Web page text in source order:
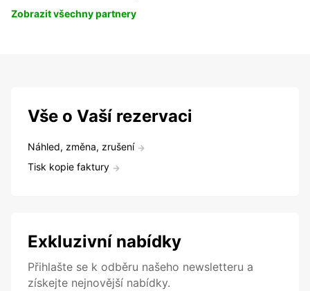
Zobrazit všechny partnery
Vše o Vaší rezervaci
Náhled, změna, zrušení
Tisk kopie faktury
Exkluzivní nabídky
Přihlašte se k odběru našeho newsletteru a
získejte nejnovější nabídky.